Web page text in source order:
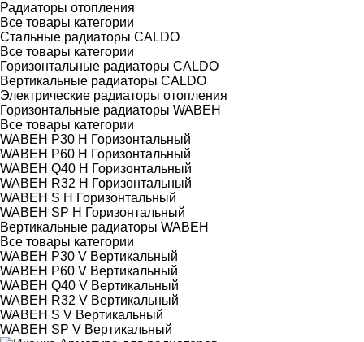
Радиаторы отопления
Все товары категории
Стальные радиаторы CALDO
Все товары категории
Горизонтальные радиаторы CALDO
Вертикальные радиаторы CALDO
Электрические радиаторы отопления
Горизонтальные радиаторы WABEH
Все товары категории
WABEH P30 H Горизонтальный
WABEH P60 H Горизонтальный
WABEH Q40 H Горизонтальный
WABEH R32 H Горизонтальный
WABEH S H Горизонтальный
WABEH SP H Горизонтальный
Вертикальные радиаторы WABEH
Все товары категории
WABEH P30 V Вертикальный
WABEH P60 V Вертикальный
WABEH Q40 V Вертикальный
WABEH R32 V Вертикальный
WABEH S V Вертикальный
WABEH SP V Вертикальный